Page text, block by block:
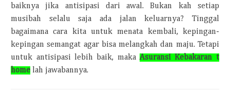
baiknya jika antisipasi dari awal. Bukan kah setiap
musibah selalu saja ada jalan keluarnya? Tinggal
bagaimana cara kita untuk menata kembali, kepingan-
kepingan semangat agar bisa melangkah dan maju. Tetapi
untuk antisipasi lebih baik, maka Asuransi Kebakaran t
home lah jawabannya.